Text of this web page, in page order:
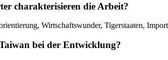
charakterisieren die Arbeit?
Wirtschaftswunder, Tigerstaaten,
bei der Entwicklung?